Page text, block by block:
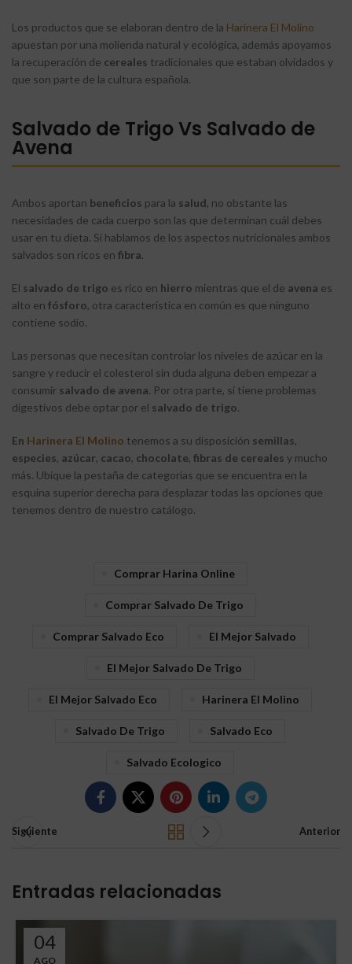
Los productos que se elaboran dentro de la Harinera El Molino
apuestan por una molienda natural y ecológica, además apoyamos
la recuperación de cereales tradicionales que estaban olvidados y
que son parte de la cultura española.
Salvado de Trigo Vs Salvado de
Avena
Ambos aportan beneficios para la salud, no obstante las
necesidades de cada cuerpo son las que determinan cuál debes
usar en tu dieta. Si hablamos de los aspectos nutricionales ambos
salvados son ricos en fibra.
El salvado de trigo es rico en hierro mientras que el de avena es
alto en fósforo, otra característica en común es que ninguno
contiene sodio.
Las personas que necesitan controlar los niveles de azúcar en la
sangre y reducir el colesterol sin duda alguna deben empezar a
consumir salvado de avena. Por otra parte, si tiene problemas
digestivos debe optar por el salvado de trigo.
En Harinera El Molino tenemos a su disposición semillas,
especies, azúcar, cacao, chocolate, fibras de cereales y mucho
más. Ubique la pestaña de categorías que se encuentra en la
esquina superior derecha para desplazar todas las opciones que
tenemos dentro de nuestro catálogo.
Comprar Harina Online
Comprar Salvado De Trigo
Comprar Salvado Eco El Mejor Salvado
El Mejor Salvado De Trigo
El Mejor Salvado Eco Harinera El Molino
Salvado De Trigo Salvado Eco
Salvado Ecologico
Siguiente Anterior
Entradas relacionadas
04
AGO